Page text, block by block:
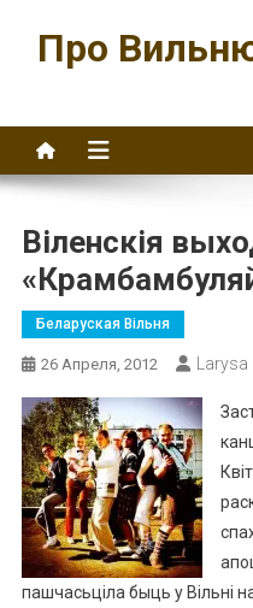
содержимому
Про
Віленскія
Беларуская Вільня
26 Апреля, 2012 Larysa
пашчасьціла быць у Вільні